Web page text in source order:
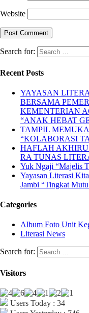
Website
Search for:
Recent Posts
YAYASAN
BERSAMA
KEMENTERIAN
“ANAK HEBAT
TAMPIL
“KOLABORASI
HAFLAH
RA TUNAS
Yuk Ngaji “Majelis
Yayasan Literasi
Jambi “Tingkat
Categories
Album Foto Unit
Literasi News
Search for:
Visitors
Users Today : 34